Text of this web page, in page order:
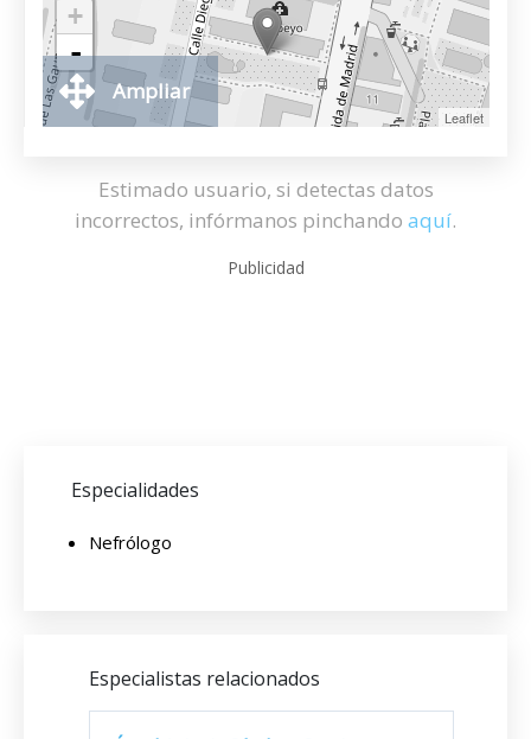
+
-
Leaflet
Ampliar
Estimado usuario, si detectas datos
incorrectos, infórmanos pinchando aquí.
Publicidad
Especialidades
Nefrólogo
Especialistas relacionados